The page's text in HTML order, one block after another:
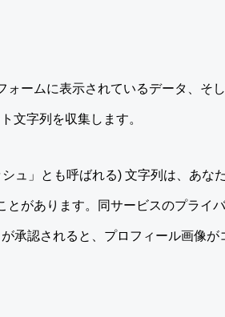
ームに表示されているデータ、そ
文字列を収集します。
ュ」とも呼ばれる) 文字列は、あな
があります。同サービスのプライ
承認されると、プロフィール画像